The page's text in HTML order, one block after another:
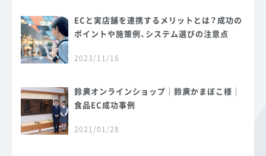
ECと実店舗を連携するメリットとは？成功の
ポイントや施策例、システム選びの注意点
2023/11/16
鈴廣オンラインショップ｜鈴廣かまぼこ様｜
食品EC成功事例
2021/01/28